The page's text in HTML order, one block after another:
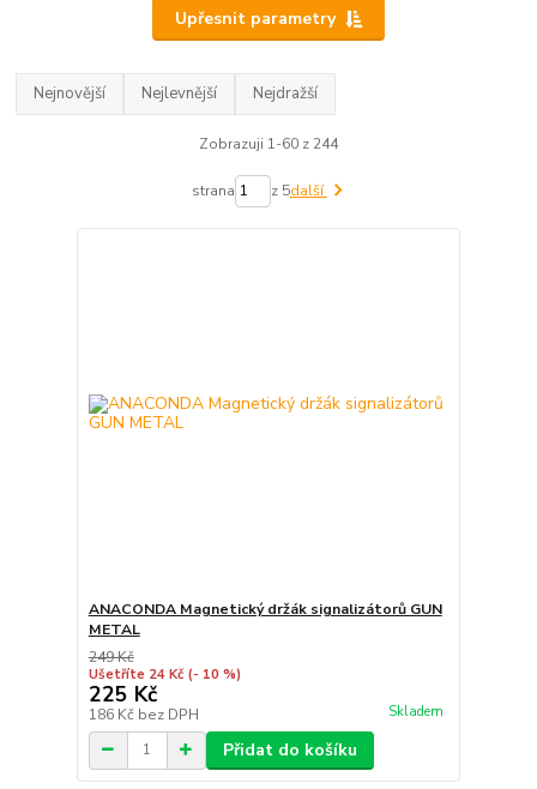
Upřesnit parametry
Nejnovější Nejlevnější Nejdražší
Zobrazuji 1-60 z 244
strana z 5další
ANACONDA Magnetický držák signalizátorů GUN
METAL
249 Kč
Ušetříte 24 Kč (- 10 %)
225 Kč
186 Kč bez DPH Skladem
Přidat do košíku